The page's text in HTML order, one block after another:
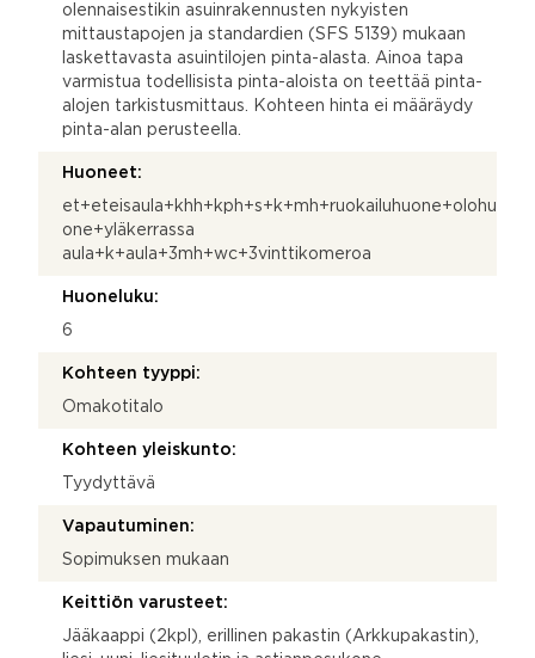
olennaisestikin asuinrakennusten nykyisten
mittaustapojen ja standardien (SFS 5139) mukaan
laskettavasta asuintilojen pinta-alasta. Ainoa tapa
varmistua todellisista pinta-aloista on teettää pinta-
alojen tarkistusmittaus. Kohteen hinta ei määräydy
pinta-alan perusteella.
Huoneet:
et+eteisaula+khh+kph+s+k+mh+ruokailuhuone+olohu
one+yläkerrassa
aula+k+aula+3mh+wc+3vinttikomeroa
Huoneluku:
6
Kohteen tyyppi:
Omakotitalo
Kohteen yleiskunto:
Tyydyttävä
Vapautuminen:
Sopimuksen mukaan
Keittiön varusteet:
Jääkaappi (2kpl), erillinen pakastin (Arkkupakastin),